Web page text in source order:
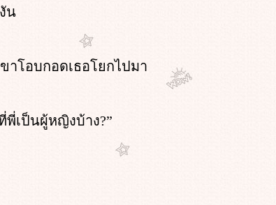
น
โอบกอดเธอโยกไปมา
พี่เป็นผู้หญิงบ้าง?”